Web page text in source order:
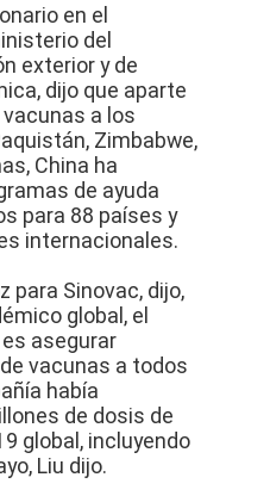
en el
del
exterior y de
dijo que aparte
a los
Zimbabwe,
China ha
de ayuda
para 88 países y
internacionales.
para Sinovac, dijo,
global, el
asegurar
vacunas a todos
había
de dosis de
global, incluyendo
Liu dijo.